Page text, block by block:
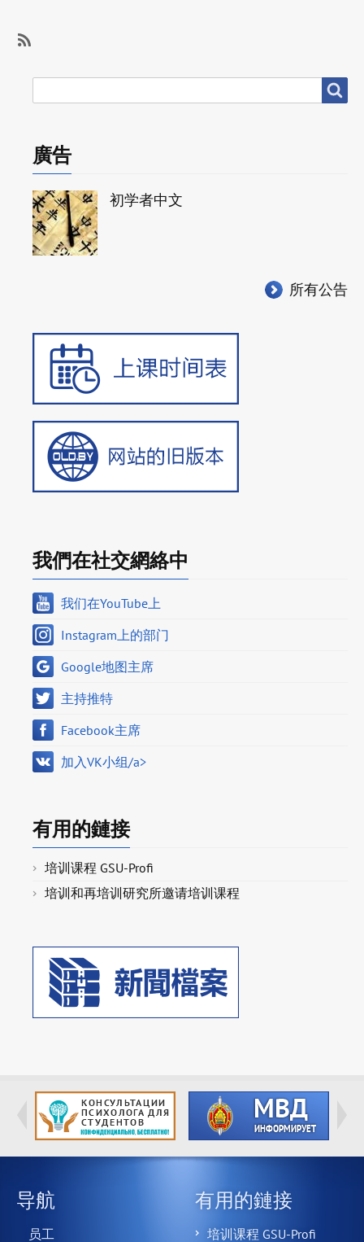
尋
廣告
初学者中文
所有公告
我們在社交網絡中
我们在YouTube上
Instagram上的部门
Google地图主席
主持推特
Facebook主席
加入VK小组/a>
有用的鏈接
培训课程 GSU-Profi
培训和再培训研究所邀请培训课程
导航
员工
有用的鏈接
培训课程 GSU-Profi